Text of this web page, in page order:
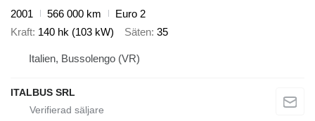
2001
566 000 km
Euro 2
Kraft 140 hk (103 kW) Säten 35
Italien, Bussolengo (VR)
ITALBUS SRL